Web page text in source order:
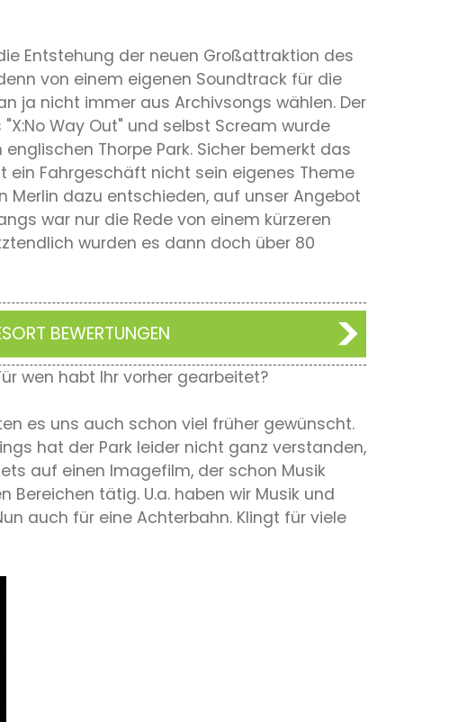
Entstehung der neuen Großattraktion des
von einem eigenen Soundtrack für die
ja nicht immer aus Archivsongs wählen. Der
Way Out" und selbst Scream wurde
Thorpe Park. Sicher bemerkt das
ein Fahrgeschäft nicht sein eigenes Theme
dazu entschieden, auf unser Angebot
war nur die Rede von einem kürzeren
wurden es dann doch über 80
BEWERTUNGEN
wen habt Ihr vorher gearbeitet?
es uns auch schon viel früher gewünscht.
hat der Park leider nicht ganz verstanden,
auf einen Imagefilm, der schon Musik
tätig. U.a. haben wir Musik und
auch für eine Achterbahn. Klingt für viele